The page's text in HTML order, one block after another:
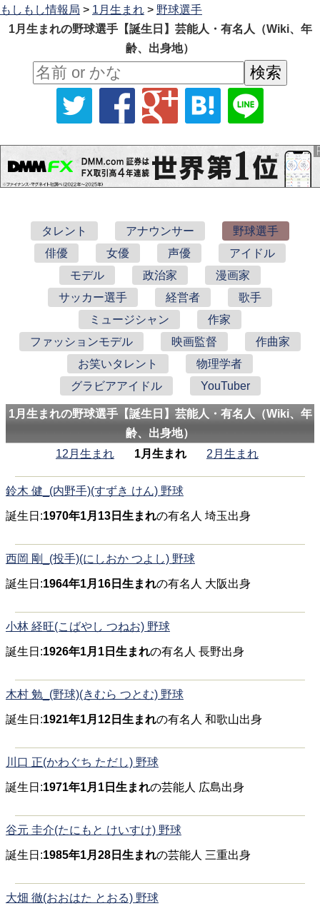
もしもし情報局 > 1月生まれ > 野球選手
1月生まれの野球選手【誕生日】芸能人・有名人（Wiki、年
齢、出身地）
タレント アナウンサー
野球選手
俳優
女優 声優
アイドル
モデル
政治家
漫画家
サッカー選手
経営者
歌手
ミュージシャン
作家
ファッションモデル
映画監督
作曲家
お笑いタレント
物理学者
グラビアアイドル
YouTuber
1月生まれの野球選手【誕生日】芸能人・有名人（Wiki、年
齢、出身地）
12月生まれ
1月生まれ 2月生まれ
鈴木 健_(内野手)(すずき けん) 野球
誕生日:1970年1月13日生まれの有名人 埼玉出身
西岡 剛_(投手)(にしおか つよし) 野球
誕生日:1964年1月16日生まれの有名人 大阪出身
小林 経旺(こばやし つねお) 野球
誕生日:1926年1月1日生まれの有名人 長野出身
木村 勉_(野球)(きむら つとむ) 野球
誕生日:1921年1月12日生まれの有名人 和歌山出身
川口 正(かわぐち ただし) 野球
誕生日:1971年1月1日生まれの芸能人 広島出身
谷元 圭介(たにもと けいすけ) 野球
誕生日:1985年1月28日生まれの芸能人 三重出身
大畑 徹(おおはた とおる) 野球